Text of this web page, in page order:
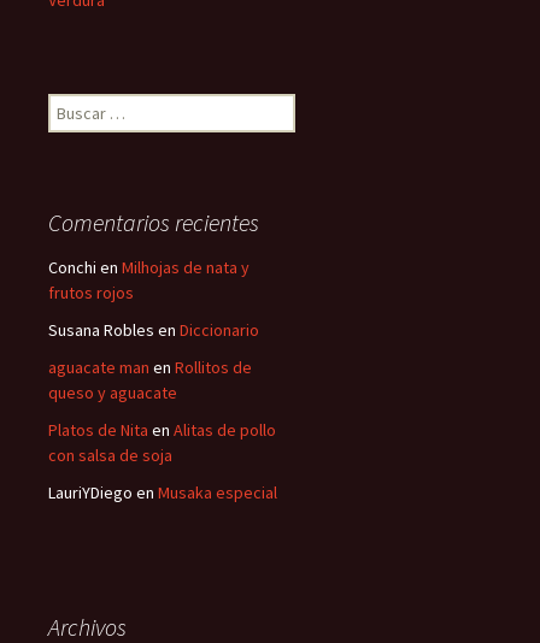
B
u
r
:
Comentarios recientes
Conchi en Milhojas de nata y
frutos rojos
Susana Robles en Diccionario
aguacate man en Rollitos de
queso y aguacate
Platos de Nita en Alitas de pollo
con salsa de soja
LauriYDiego en Musaka especial
Archivos